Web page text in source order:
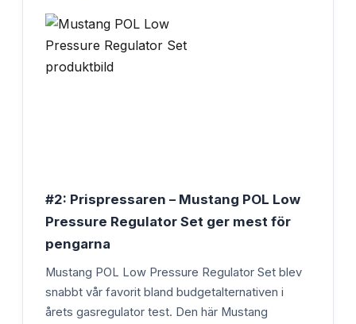
#2: Prispressaren – Mustang POL Low
Pressure Regulator Set ger mest för
pengarna
Mustang POL Low Pressure Regulator Set blev
snabbt vår favorit bland budgetalternativen i
årets gasregulator test. Den här Mustang